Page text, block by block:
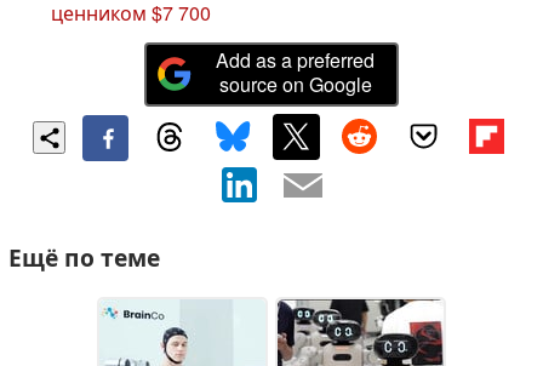
ценником $7 700
Add as a preferred
source on Google
Ещё по теме